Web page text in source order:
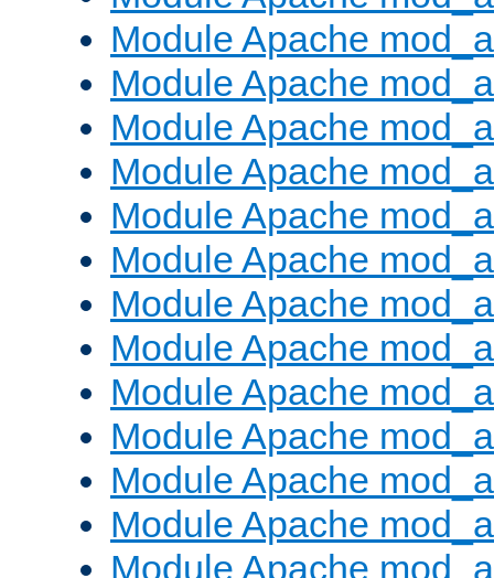
Module Apache
Module Apache
Module Apache
Module Apache
Module Apache
Module Apache
Module Apache
Module Apache
Module Apache
Module Apache
Module Apache
Module Apache
Module Apache